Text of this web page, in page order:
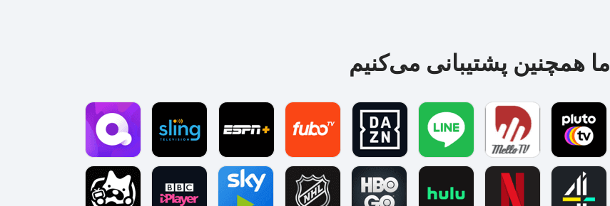
ما همچنین پشتیبانی می‌کنیم